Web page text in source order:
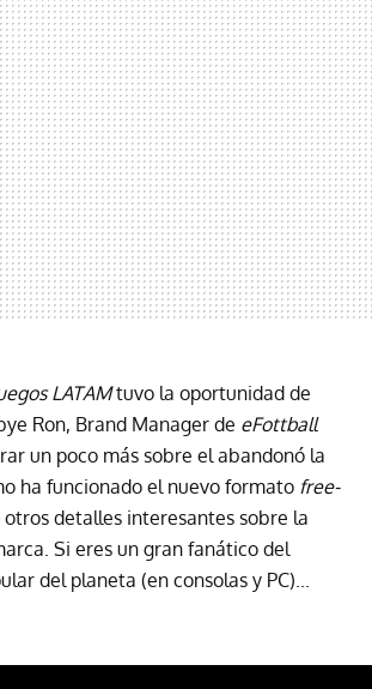
LATAMtuvo la oportunidad de
Ron, Brand Manager de eFottball
un poco más sobre el abandonó la
ha funcionado el nuevo formato free-
otros detalles interesantes sobre la
Si eres un gran fanático del
del planeta (en consolas y PC)...